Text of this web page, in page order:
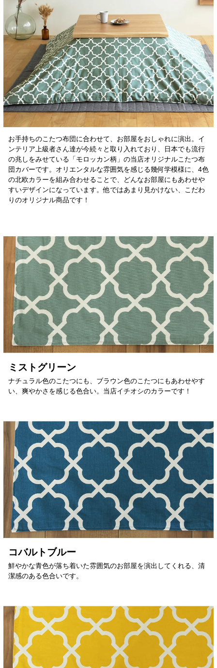
お手持ちのこたつ布団に合わせて、お部屋をおしゃれに演出。イ
ンテリア上級者さん達が今続々と取り入れており、日本でも流行
の兆しをみせている「モロッカン柄」の当店オリジナルこたつ布
団カバーです。オリエンタルな雰囲気を感じる幾何学模様に、4色
の北欧カラーを組み合わせることで、どんなお部屋にもあわせや
すいデザインになっています。他ではあまり見かけない、こだわ
りのオリジナル商品です！
ミストグリーン
ナチュラル色のこたつにも、ブラウン色のこたつにもあわせやす
い、爽やかさを感じる色合い。当店イチオシのカラーです！
コバルトブルー
鮮やかな青色が落ち着いた雰囲気のお部屋を演出してくれる、清
潔感のある色合いです。